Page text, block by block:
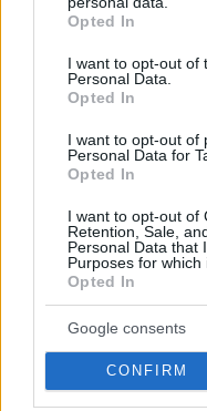
grant or deny consent
use your data for below
consent section.
Opted In
I want to opt-out of
Personal Data.
Opted In
I want to opt-out of
Personal Data for
Opted In
I want to opt-out of
Retention, Sale,
Personal Data that
Purposes for which
Opted In
Google consents
CONFIRM
Το «σκουλήκι του
κάτω από τη Γη και
ζωή: «Οι άνθρωποι
08.08.2026, 08:57